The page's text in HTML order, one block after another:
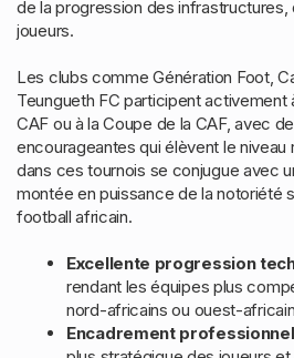
de la progression des
joueurs.
Les clubs comme Génération Foot,
Teungueth FC participent activement
CAF ou à la Coupe de la CAF, avec
encourageantes qui élèvent le niveau
dans ces tournois se conjugue avec
montée en puissance de la notoriété
football africain.
Excellente progression
rendant les équipes plus
nord-africains ou ouest-
Encadrement professionnel